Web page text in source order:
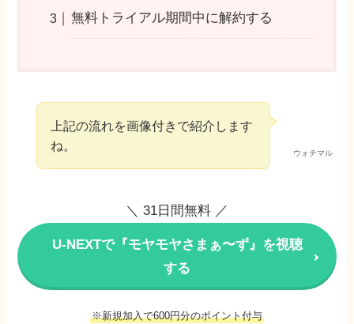
無料トライアル期間中に解約する
ウォチマル
上記の流れを画像付きで紹介します
ね。
＼ 31日間無料 ／
U-NEXTで『モヤモヤさまぁ〜ず』を視聴
する
※新規加入で600円分のポイント付与